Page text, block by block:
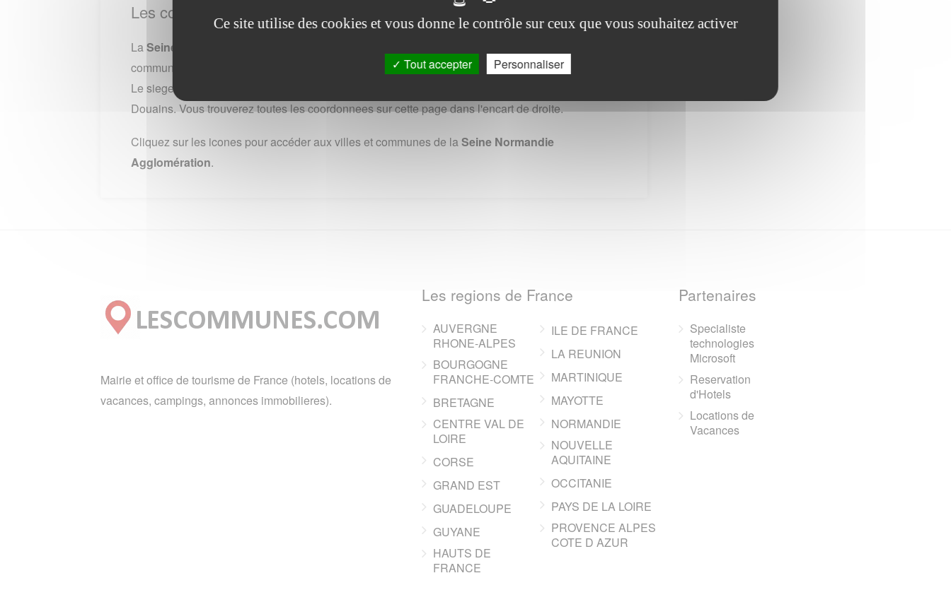
Les communes de Seine Normandie Agglomération
LaSeine Normandie Agglomération
communes. Lors du dernier recensement, sa population s'elevait a 84224 habitants
Le siege de la Seine Normandie Agglomération se situe 12 rue de la Mare à Jouy dans la ville de
Douains. Vous trouverez toutes les coordonnees sur cette page dans l'encart de droite.
Cliquez sur les icones pour accéder aux villes et communes de laSeine Normandie
Agglomération.
Mairie et office de tourisme de France (hotels, locations de
vacances, campings, annonces immobilieres).
Les regions de France
AUVERGNE
RHONE-ALPES
BOURGOGNE
FRANCHE-COMTE
BRETAGNE
CENTRE VAL DE
LOIRE
CORSE
GRAND EST
GUADELOUPE
GUYANE
HAUTS DE
FRANCE
ILE DE FRANCE
LA REUNION
MARTINIQUE
MAYOTTE
NORMANDIE
NOUVELLE
AQUITAINE
OCCITANIE
PAYS DE LA LOIRE
PROVENCE ALPES
COTE D AZUR
Partenaires
Specialiste
technologies
Microsoft
Reservation
d'Hotels
Locations de
Vacances
Ce site utilise des cookies et vous donne le contrôle sur ceux que vous souhaitez activer
Tout accepter Personnaliser